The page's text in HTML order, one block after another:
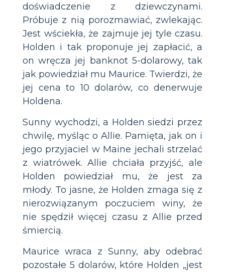
doświadczenie z dziewczynami.
Próbuje z nią porozmawiać, zwlekając.
Jest wściekła, że zajmuje jej tyle czasu.
Holden i tak proponuje jej zapłacić, a
on wręcza jej banknot 5-dolarowy, tak
jak powiedział mu Maurice. Twierdzi, że
jej cena to 10 dolarów, co denerwuje
Holdena.
Sunny wychodzi, a Holden siedzi przez
chwilę, myśląc o Allie. Pamięta, jak on i
jego przyjaciel w Maine jechali strzelać
z wiatrówek. Allie chciała przyjść, ale
Holden powiedział mu, że jest za
młody. To jasne, że Holden zmaga się z
nierozwiązanym poczuciem winy, że
nie spędził więcej czasu z Allie przed
śmiercią.
Maurice wraca z Sunny, aby odebrać
pozostałe 5 dolarów, które Holden „jest